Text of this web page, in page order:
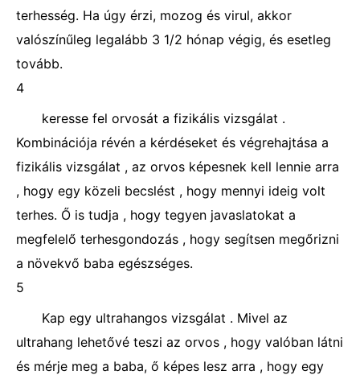
terhesség. Ha úgy érzi, mozog és virul, akkor
valószínűleg legalább 3 1/2 hónap végig, és esetleg
tovább.
4
keresse fel orvosát a fizikális vizsgálat .
Kombinációja révén a kérdéseket és végrehajtása a
fizikális vizsgálat , az orvos képesnek kell lennie arra
, hogy egy közeli becslést , hogy mennyi ideig volt
terhes. Ő is tudja , hogy tegyen javaslatokat a
megfelelő terhesgondozás , hogy segítsen megőrizni
a növekvő baba egészséges.
5
Kap egy ultrahangos vizsgálat . Mivel az
ultrahang lehetővé teszi az orvos , hogy valóban látni
és mérje meg a baba, ő képes lesz arra , hogy egy